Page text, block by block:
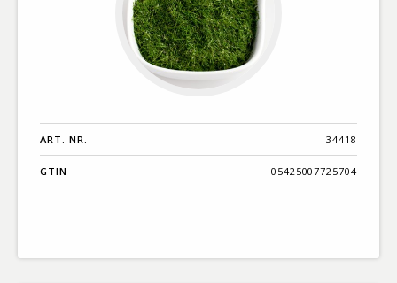
ART. NR. 34418
GTIN 05425007725704